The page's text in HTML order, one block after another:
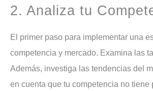
2. Analiza tu
El primer paso para implementar una estrategia efectiva de revenue management es realizar un análisis exhaustivo de tu
competencia y mercado. Examina las
Además, investiga las tendencias del
en cuenta que tu competencia no